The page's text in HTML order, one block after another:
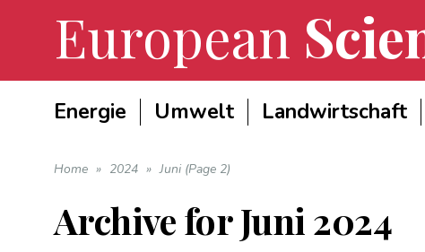
European
Energie Umwelt Landwirtschaft
Home » 2024 » Juni (Page 2)
Archive forJuni 2024